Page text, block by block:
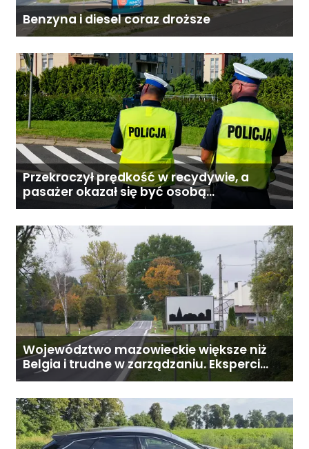
Benzyna i diesel coraz droższe
Przekroczył prędkość w recydywie, a
pasażer okazał się być osobą
poszukiwaną
Województwo mazowieckie większe niż
Belgia i trudne w zarządzaniu. Eksperci
proponują podział centralnej Polski